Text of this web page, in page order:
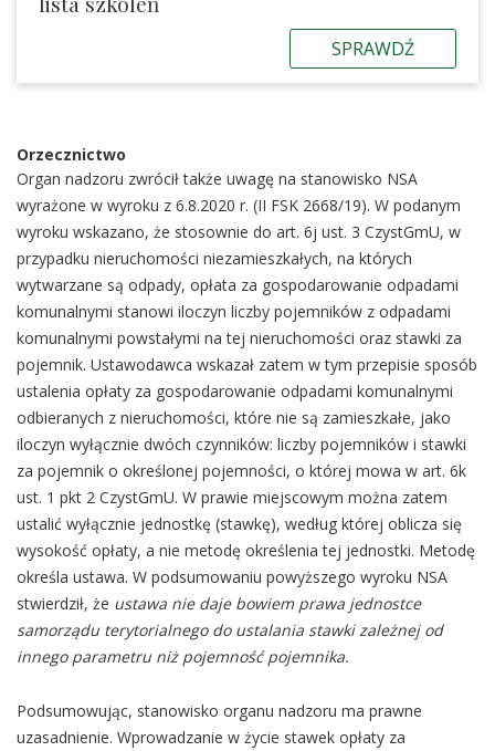
SPRAWDŹ
Orzecznictwo
Organ nadzoru zwrócił także uwagę na stanowisko NSA
wyrażone w wyroku z 6.8.2020 r. (II FSK 2668/19). W podanym
wyroku wskazano, że stosownie do art. 6j ust. 3 CzystGmU, w
przypadku nieruchomości niezamieszkałych, na których
wytwarzane są odpady, opłata za gospodarowanie odpadami
komunalnymi stanowi iloczyn liczby pojemników z odpadami
komunalnymi powstałymi na tej nieruchomości oraz stawki za
pojemnik. Ustawodawca wskazał zatem w tym przepisie sposób
ustalenia opłaty za gospodarowanie odpadami komunalnymi
odbieranych z nieruchomości, które nie są zamieszkałe, jako
iloczyn wyłącznie dwóch czynników: liczby pojemników i stawki
za pojemnik o określonej pojemności, o której mowa w art. 6k
ust. 1 pkt 2 CzystGmU. W prawie miejscowym można zatem
ustalić wyłącznie jednostkę (stawkę), według której oblicza się
wysokość opłaty, a nie metodę określenia tej jednostki. Metodę
określa ustawa. W podsumowaniu powyższego wyroku NSA
stwierdził, że ustawa nie daje bowiem prawa jednostce
samorządu terytorialnego do ustalania stawki zależnej od
innego parametru niż pojemność pojemnika.
Podsumowując, stanowisko organu nadzoru ma prawne
uzasadnienie. Wprowadzanie w życie stawek opłaty za